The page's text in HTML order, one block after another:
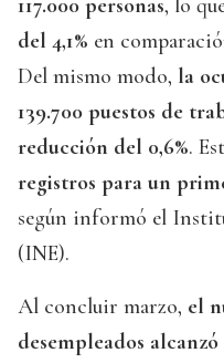
117.000 personas, lo
del 4,1% en
Del mismo modo, la
139.700 puestos de
reducción del 0,6%.
registros para un
según informó el
(INE).
Al concluir marzo, el
desempleados